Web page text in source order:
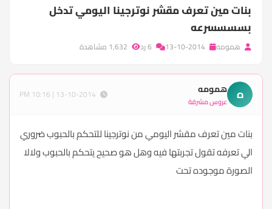
بنات مين تعرف مقشر نوترجينا اليومي تدخل
بسسسسرعه
همومه
ه همومه
عروس مشرقة
بنات مين تعرف مقشر اليومي من نوترجينا للتحكم بالحبوب ضروري
الي تعرفه تقول تجربتها فيه وهل هو صحيح يتحكم بالحبوب ولالا
الصورة موجوده تحت